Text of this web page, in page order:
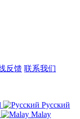
反馈 联系我们
Русский
Malay